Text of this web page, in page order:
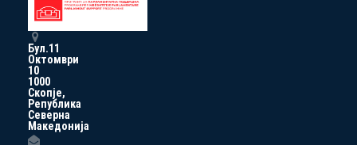
Бул.11
Октомври
10
1000
Скопје,
Република
Северна
Македонија